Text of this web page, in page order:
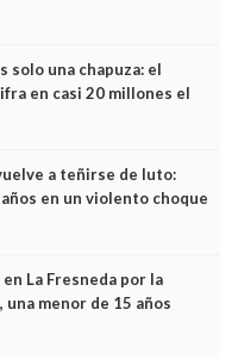
solo una chapuza: el
en casi 20 millones el
que no cabían por los
a teñirse de luto:
en un violento choque
La Fresneda por la
menor de 15 años